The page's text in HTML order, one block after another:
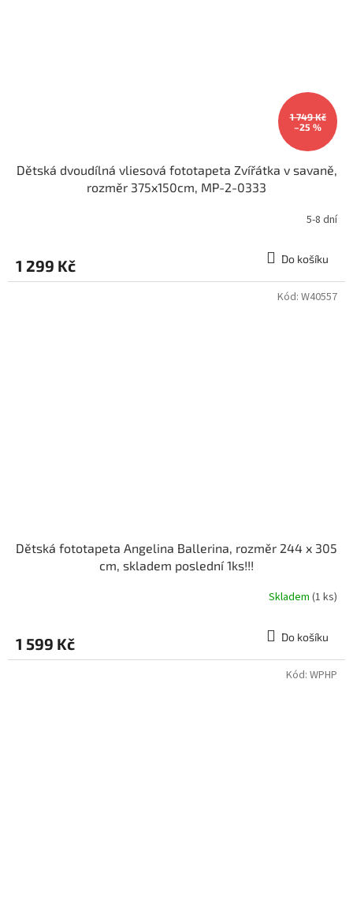
1 749 Kč
–25 %
Dětská dvoudílná vliesová fototapeta Zvířátka v savaně,
rozměr 375x150cm, MP-2-0333
5-8 dní
1 299 Kč Do košíku
Dětská fototapeta Angelina Ballerina, rozměr 244 x 305
cm, skladem poslední 1ks!!!
Skladem (1 ks)
1 599 Kč Do košíku
Kód: W40557
Kód: WPHP